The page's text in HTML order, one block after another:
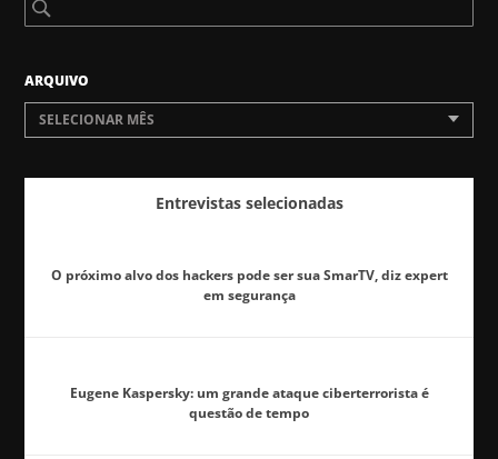
ARQUIVO
SELECIONAR MÊS
Entrevistas selecionadas
O próximo alvo dos hackers pode ser sua SmarTV, diz expert
em segurança
Eugene Kaspersky: um grande ataque ciberterrorista é
questão de tempo